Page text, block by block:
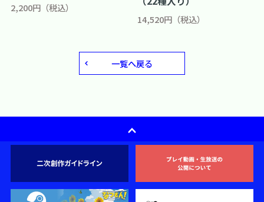
2,200円（税込）
14,520円（税込）
一覧へ戻る